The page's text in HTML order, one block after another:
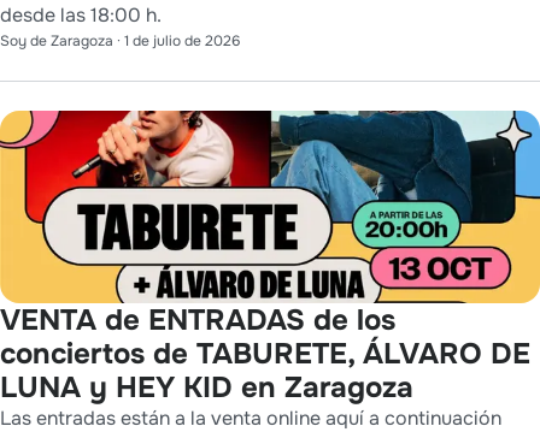
desde las 18:00 h.
Soy de Zaragoza · 1 de julio de 2026
VENTA de ENTRADAS de los
conciertos de TABURETE, ÁLVARO DE
LUNA y HEY KID en Zaragoza
Las entradas están a la venta online aquí a continuación